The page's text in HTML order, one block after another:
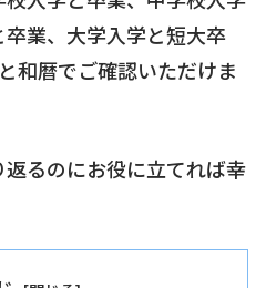
業、大学入学と短大卒
和暦でご確認いただけま
るのにお役に立てれば幸